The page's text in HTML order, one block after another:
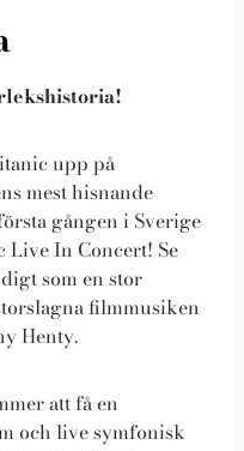
upp på
mest hisnande
gången i Sverige
Live In Concert! Se
som en stor
filmmusiken
Henty.
att få en
och live symfonisk
hemsida ska
bra som
möjligt under
ditt besök.
Om du nekar
de här
kakorna
kommer viss
att försvinna
från